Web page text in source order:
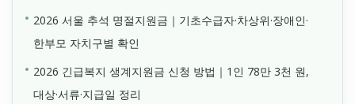
2026 서울 추석 명절지원금｜기초수급자·차상위·장애인·
한부모 자치구별 확인
2026 긴급복지 생계지원금 신청 방법｜1인 78만 3천 원,
대상·서류·지급일 정리